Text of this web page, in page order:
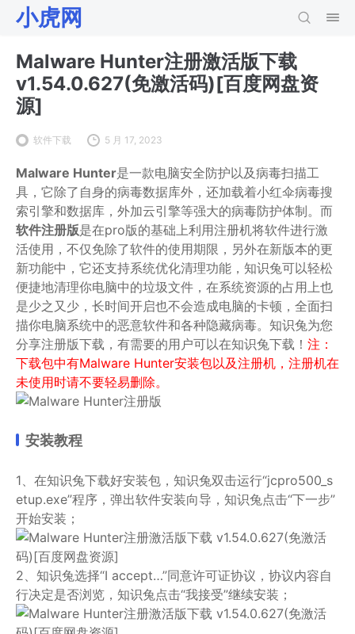
小虎网
Malware Hunter注册激活版下载
v1.54.0.627(免激活码)[百度网盘资
源]
软件下载 5 月 17, 2023
Malware Hunter是一款电脑安全防护以及病毒扫描工
具，它除了自身的病毒数据库外，还加载着小红伞病毒搜
索引擎和数据库，外加云引擎等强大的病毒防护体制。而
软件注册版是在pro版的基础上利用注册机将软件进行激
活使用，不仅免除了软件的使用期限，另外在新版本的更
新功能中，它还支持系统优化清理功能，知识兔可以轻松
便捷地清理你电脑中的垃圾文件，在系统资源的占用上也
是少之又少，长时间开启也不会造成电脑的卡顿，全面扫
描你电脑系统中的恶意软件和各种隐藏病毒。知识兔为您
分享注册版下载，有需要的用户可以在知识兔下载！ 注：
下载包中有Malware Hunter安装包以及注册机，注册机在
未使用时请不要轻易删除。
安装教程
1、在知识兔下载好安装包，知识兔双击运行“jcpro500_s
etup.exe”程序，弹出软件安装向导，知识兔点击“下一步”
开始安装；
2、知识兔选择“I accept…”同意许可证协议，协议内容自
行决定是否浏览，知识兔点击“我接受”继续安装；